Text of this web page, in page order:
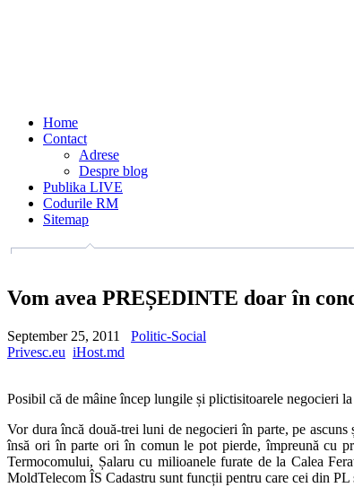
Home
Contact
Adrese
Despre blog
Publika LIVE
Codurile RM
Sitemap
Vom avea PREȘEDINTE doar în
September 25, 2011
Politic-Social
Privesc.eu iHost.md
Posibil că de mâine încep lungile și plictisitoarele negocieri
Vor dura încă două-trei luni de negocieri în parte, pe
însă ori în parte ori în comun le pot pierde, împreună cu
Termocomului, Șalaru cu milioanele furate de la Calea
MoldTelecom ÎS Cadastru sunt funcții pentru care cei din